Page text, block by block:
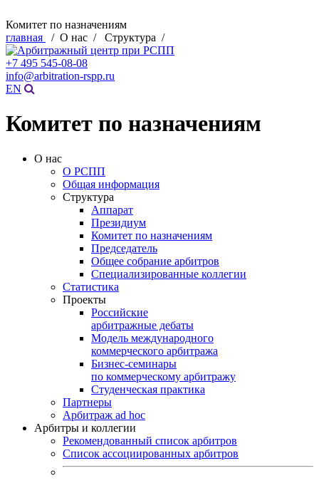
Комитет по назначениям
главная
/ О нас / Структура /
+7 495 545-08-08
info@arbitration-rspp.ru
EN
Комитет по назначениям
О нас
О РСПП
Общая информация
Структура
Аппарат
Президиум
Комитет по назначениям
Председатель
Общее собрание арбитров
Специализированные коллегии
Статистика
Проекты
Российские
арбитражные дебаты
Модель международного
коммерческого арбитража
Бизнес-семинары
по коммерческому арбитражу
Студенческая практика
Партнеры
Арбитраж ad hoc
Арбитры и коллегии
Рекомендованный список арбитров
Список ассоциированных арбитров